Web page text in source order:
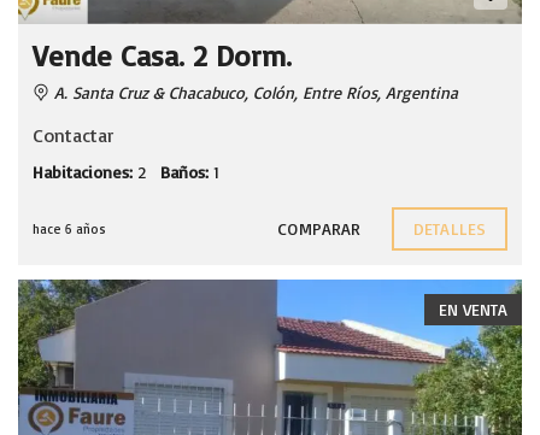
Vende Casa. 2 Dorm.
A. Santa Cruz & Chacabuco, Colón, Entre Ríos, Argentina
Contactar
Habitaciones: 2 Baños: 1
hace 6 años COMPARAR DETALLES
EN VENTA